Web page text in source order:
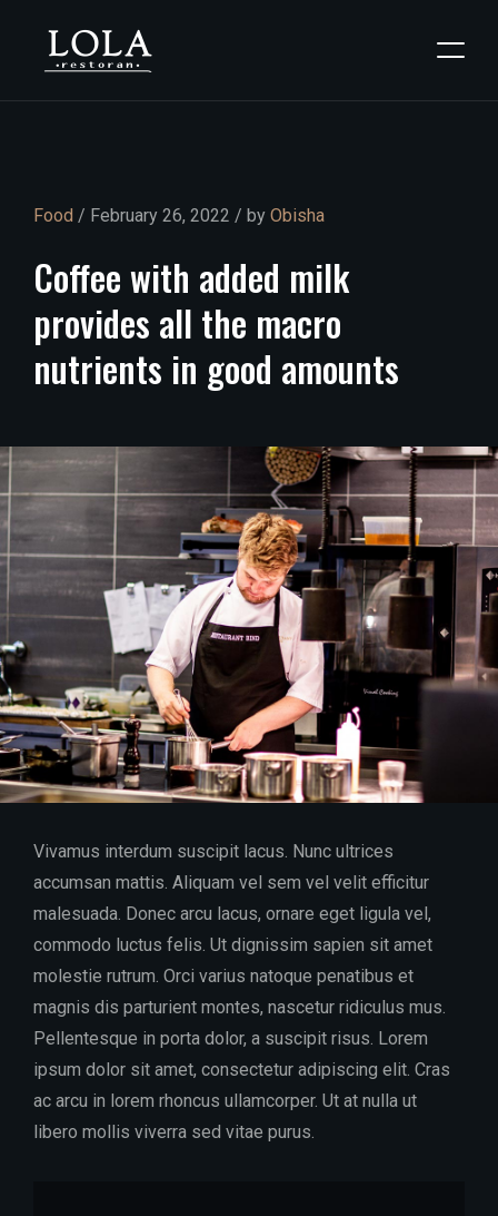
Food / February 26, 2022 / by Obisha
Coffeewith added milk
provides all the macro
nutrients in good amounts
Vivamus interdum suscipit lacus. Nunc ultrices
accumsan mattis. Aliquam vel sem vel velit efficitur
malesuada. Donec arcu lacus, ornare eget ligula vel,
commodo luctus felis. Ut dignissim sapien sit amet
molestie rutrum. Orci varius natoque penatibus et
magnis dis parturient montes, nascetur ridiculus mus.
Pellentesque in porta dolor, a suscipit risus. Lorem
ipsum dolor sit amet, consectetur adipiscing elit. Cras
ac arcu in lorem rhoncus ullamcorper. Ut at nulla ut
libero mollis viverra sed vitae purus.